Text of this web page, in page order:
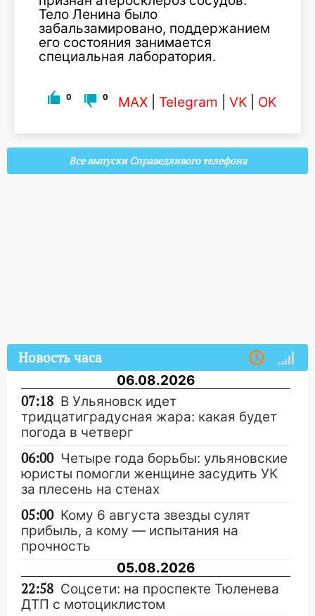
Тело Ленина было
забальзамировано, поддержанием
его состояния занимается
специальная лаборатория.
0 0 MAX Telegram VK OK
Все выпуски Справедливого телефона
Новость часа
06.08.2026
07:18 В Ульяновск идет
тридцатиградусная жара: какая будет
погода в четверг
06:00 Четыре года борьбы: ульяновские
юристы помогли женщине засудить УК
за плесень на стенах
05:00 Кому 6 августа звезды сулят
прибыль, а кому — испытания на
прочность
05.08.2026
22:58 Соцсети: на проспекте Тюленева
ДТП с мотоциклистом